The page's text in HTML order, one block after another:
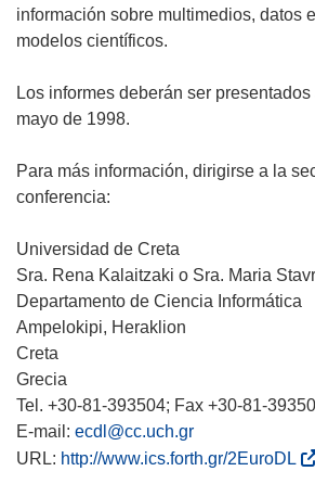
información sobre multimedios, datos
modelos científicos.
Los informes deberán ser
mayo de 1998.
Para más información, dirigirse a la
conferencia:
Universidad de Creta
Sra. Rena Kalaitzaki o Sra. Maria
Departamento de Ciencia Informática
Ampelokipi, Heraklion
Creta
Grecia
Tel. +30-81-393504; Fax +30-81-
E-mail: ecdl@cc.uch.gr
URL: http://www.ics.forth.gr/2EuroDL